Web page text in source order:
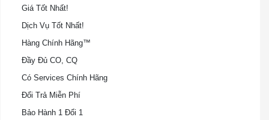
Giá Tốt Nhất!
Dịch Vụ Tốt Nhất!
Hàng Chính Hãng™
Đầy Đủ CO, CQ
Có Services Chính Hãng
Đổi Trả Miễn Phí
Bảo Hành 1 Đổi 1